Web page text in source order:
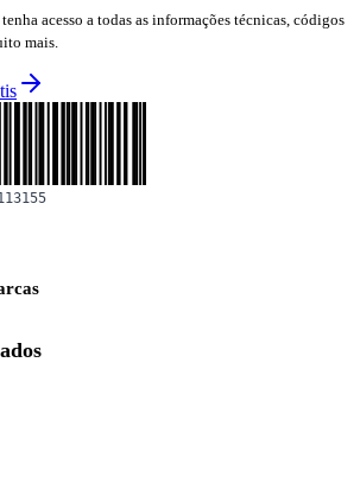
acesso a todas as informações técnicas, códigos
mais.